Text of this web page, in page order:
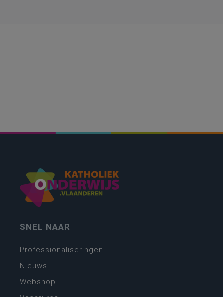
SNEL NAAR
Professionaliseringen
Nieuws
Webshop